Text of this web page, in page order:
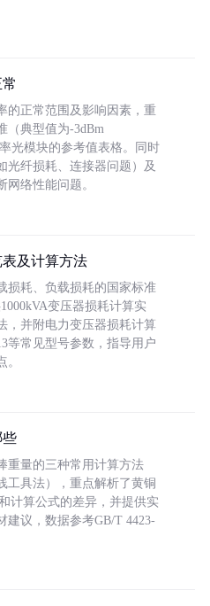
的正常范围及影响因素，重
（典型值为-3dBm
光模块的参考值表格。同时
光纤损耗、连接器问题）及
络性能问题。
及计算方法
损耗、负载损耗的国家标准
变压器损耗计算实
，并附电力变压器损耗计算
等常见型号参数，指导用户
些
重量的三种常用计算方法
工具法），重点解析了黄铜
计算公式的差异，并提供实
建议，数据参考GB/T 4423-